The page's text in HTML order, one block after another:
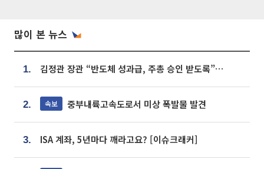
많이 본 뉴스
1. 김정관 장관 “반도체 성과급, 주총 승인 받도록”…상법·자본시장법 개정 시사
2. 속보 중부내륙고속도로서 미상 폭발물 발견
3. ISA 계좌, 5년마다 깨라고요? [이슈크래커]